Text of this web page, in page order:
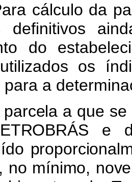
cálculo da
definitivos
do
os
para a
a que se
e
no mínimo,